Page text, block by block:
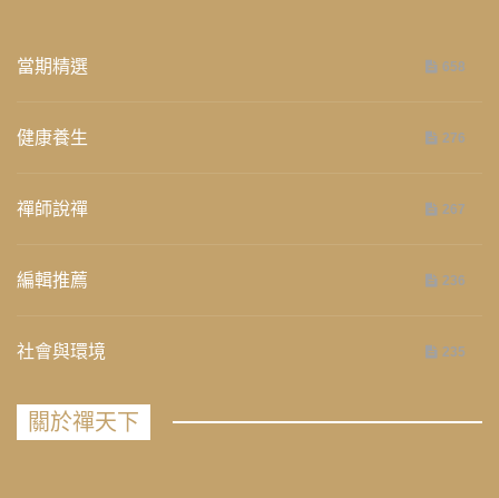
當期精選 658
健康養生 276
禪師說禪 267
編輯推薦 236
社會與環境 235
關於禪天下